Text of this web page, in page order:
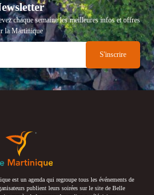
chaque semaine les meilleures infos et offres
la Martinique
est un agenda qui regroupe tous les événements de
publient leurs soirées sur le site de Belle